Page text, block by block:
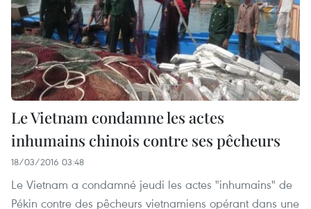
Le Vietnam condamne les actes
inhumains chinois contre ses pêcheurs
18/03/2016 03:48
Le Vietnam a condamné jeudi les actes "inhumains" de
Pékin contre des pêcheurs vietnamiens opérant dans une